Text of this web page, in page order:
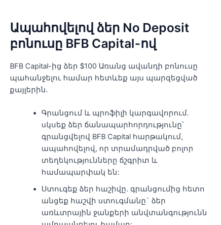
Ապահովելով ձեր No Deposit
բոնուսը BFB Capital-ով
BFB Capital-ից ձեր $100 Առանց ավանդի բոնուսը
պահանջելու համար հետևեք այս պարզեցված
քայլերին.
Գրանցում և պրոֆիլի կարգավորում.
սկսեք ձեր ճանապարհորդությունը՝
գրանցվելով BFB Capital հարթակում,
ապահովելով, որ տրամադրված բոլոր
տեղեկությունները ճշգրիտ և
համապարփակ են:
Ստուգեք ձեր հաշիվը. գրանցումից հետո
անցեք հաշվի ստուգմանը` ձեր
առևտրային ջանքերի անվտանգությունն